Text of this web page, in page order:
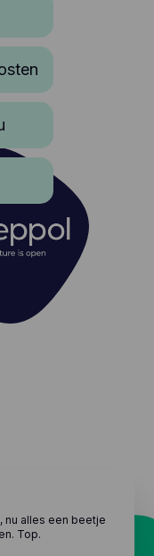
nu alles een beetje
Top.